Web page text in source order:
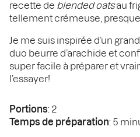
recette de blended oatsau
tellement crémeuse,
Je me suis inspirée d’un
duo beurre d’arachide et
super facile à préparer et
l’essayer!
Portions: 2
Temps de préparation: 5